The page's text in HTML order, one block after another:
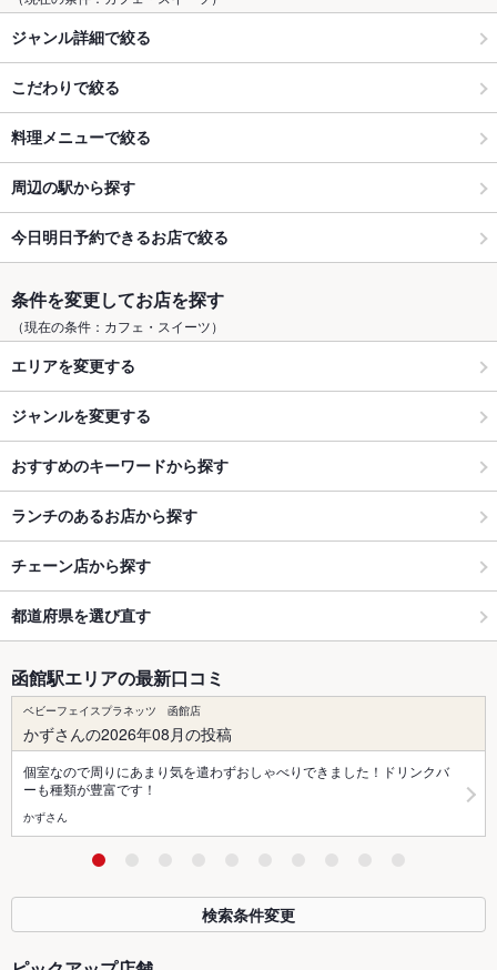
ジャンル詳細で絞る
こだわりで絞る
料理メニューで絞る
周辺の駅から探す
今日明日予約できるお店で絞る
条件を変更してお店を探す
（現在の条件：カフェ・スイーツ）
エリアを変更する
ジャンルを変更する
おすすめのキーワードから探す
ランチのあるお店から探す
チェーン店から探す
都道府県を選び直す
函館駅エリアの最新口コミ
ベビーフェイスプラネッツ 函館店
かずさんの2026年08月の投稿
個室なので周りにあまり気を遣わずおしゃべりできました！ドリンクバ
ーも種類が豊富です！
かずさん
検索条件変更